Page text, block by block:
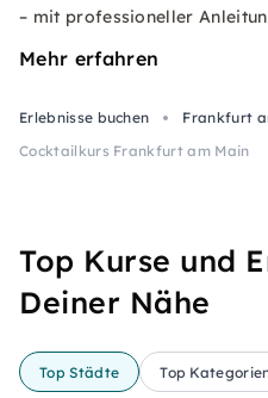
– mit professioneller
Mehr erfahren
Erlebnisse buchen
Frankfurt
Cocktailkurs Frankfurt am Main
Top Kurse und
Deiner Nähe
Top Städte Top